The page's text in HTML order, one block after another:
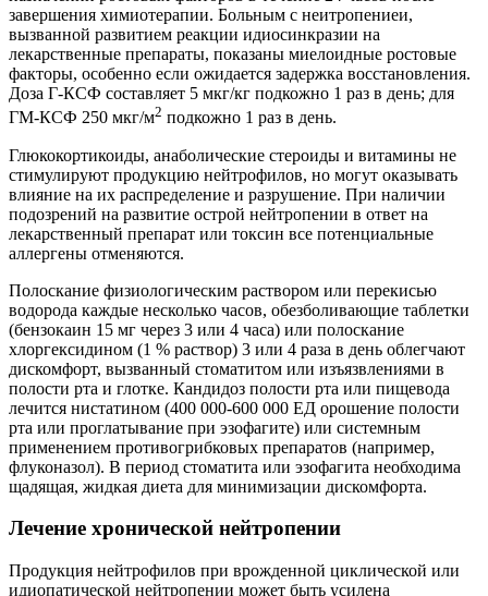
завершения химиотерапии. Больным с неитропениеи,
вызванной развитием реакции идиосинкразии на
лекарственные препараты, показаны миелоидные ростовые
факторы, особенно если ожидается задержка восстановления.
Доза Г-КСФ составляет 5 мкг/кг подкожно 1 раз в день; для
ГМ-КСФ 250 мкг/м2 подкожно 1 раз в день.
Глюкокортикоиды, анаболические стероиды и витамины не
стимулируют продукцию нейтрофилов, но могут оказывать
влияние на их распределение и разрушение. При наличии
подозрений на развитие острой нейтропении в ответ на
лекарственный препарат или токсин все потенциальные
аллергены отменяются.
Полоскание физиологическим раствором или перекисью
водорода каждые несколько часов, обезболивающие таблетки
(бензокаин 15 мг через 3 или 4 часа) или полоскание
хлоргексидином (1 % раствор) 3 или 4 раза в день облегчают
дискомфорт, вызванный стоматитом или изъязвлениями в
полости рта и глотке. Кандидоз полости рта или пищевода
лечится нистатином (400 000-600 000 ЕД орошение полости
рта или проглатывание при эзофагите) или системным
применением противогрибковых препаратов (например,
флуконазол). В период стоматита или эзофагита необходима
щадящая, жидкая диета для минимизации дискомфорта.
Лечение хронической нейтропении
Продукция нейтрофилов при врожденной циклической или
идиопатической нейтропении может быть усилена